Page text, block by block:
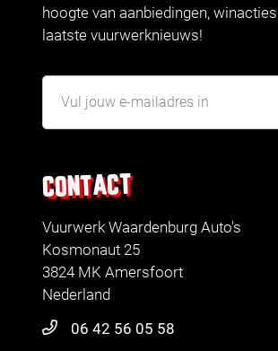
CONTACT
Vuurwerk Waardenburg Auto's
Kosmonaut 25
3824 MK Amersfoort
Nederland
06 42 56 05 58
hoogte van aanbiedingen,
laatste vuurwerknieuws!